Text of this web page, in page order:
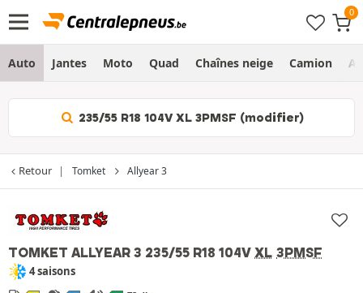
Auto Jantes Moto Quad Chaînes neige Camion
235/55 R18 104V XL 3PMSF (modifier)
Retour Tomket Allyear 3
TOMKET ALLYEAR 3 235/55 R18 104V XL 3PMSF
4 saisons